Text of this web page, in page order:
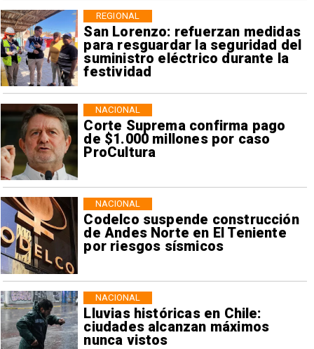
San Lorenzo: refuerzan medidas
para resguardar la seguridad del
suministro eléctrico durante la
festividad
REGIONAL
Corte Suprema confirma pago
de $1.000 millones por caso
ProCultura
NACIONAL
Codelco suspende construcción
de Andes Norte en El Teniente
por riesgos sísmicos
NACIONAL
Lluvias históricas en Chile:
ciudades alcanzan máximos
nunca vistos
NACIONAL